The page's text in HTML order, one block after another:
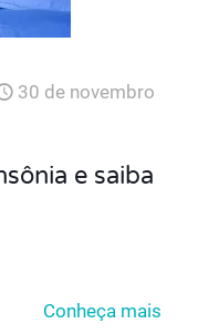
30 de novembro
e saiba
Conheça mais